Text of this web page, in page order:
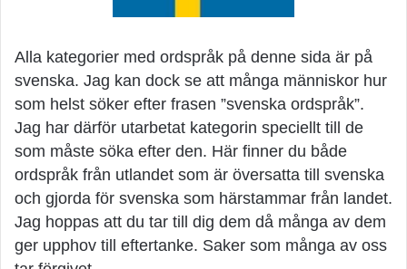
Alla kategorier med ordspråk på denne sida är på
svenska. Jag kan dock se att många människor hur
som helst söker efter frasen ”svenska ordspråk”.
Jag har därför utarbetat kategorin speciellt till de
som måste söka efter den. Här finner du både
ordspråk från utlandet som är översatta till svenska
och gjorda för svenska som härstammar från landet.
Jag hoppas att du tar till dig dem då många av dem
ger upphov till eftertanke. Saker som många av oss